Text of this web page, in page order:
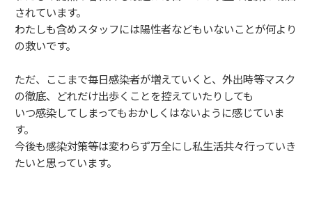
されています。
わたしも含めスタッフには陽性者などもいないことが何より
の救いです。
ただ、ここまで毎日感染者が増えていくと、外出時等マスク
の徹底、どれだけ出歩くことを控えていたりしても
いつ感染してしまってもおかしくはないように感じていま
す。
今後も感染対策等は変わらず万全にし私生活共々行っていき
たいと思っています。